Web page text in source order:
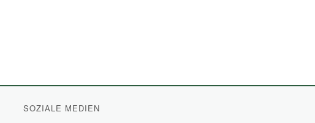
SOZIALE MEDIEN